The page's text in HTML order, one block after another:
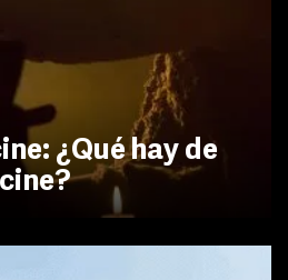
¿Qué hay de